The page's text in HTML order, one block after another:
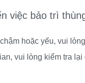
việc bảo trì
hoặc yếu, vui
vui lòng kiểm tra